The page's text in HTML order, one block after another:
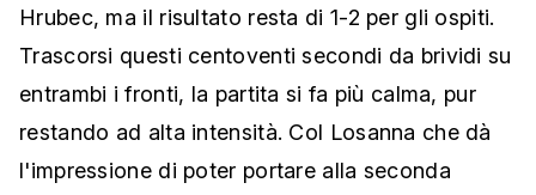
Hrubec, ma il risultato resta di 1-2 per gli ospiti.
Trascorsi questi centoventi secondi da brividi su
entrambi i fronti, la partita si fa più calma, pur
restando ad alta intensità. Col Losanna che dà
l'impressione di poter portare alla seconda